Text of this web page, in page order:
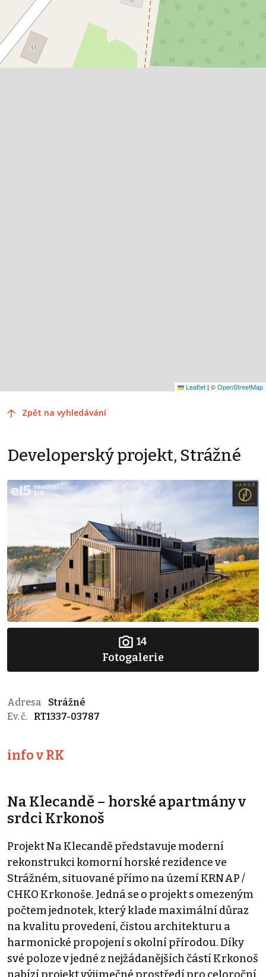
Leaflet | ©OpenStreetMap
Zpět na vyhledávání
Developerský projekt, Strážné
14
Fotogalerie
Adresa
Strážné
Ev. č.
RT1337-03787
info v RK
Na Klecandě – horské apartmány v
srdci Krkonoš
Projekt Na Klecandě představuje moderní
rekonstrukci komorní horské rezidence ve
Strážném, situované přímo na území KRNAP /
CHKO Krkonoše. Jedná se o projekt s omezeným
počtem jednotek, který klade maximální důraz
na kvalitu provedení, čistou architekturu a
harmonické propojení s okolní přírodou. Díky
své poloze v jedné z nejžádanějších částí Krkonoš